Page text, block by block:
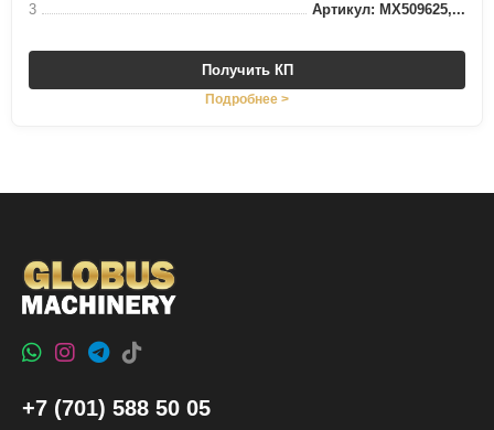
3
Артикул: MX509625,...
Получить КП
Подробнее >
+7 (701) 588 50 05